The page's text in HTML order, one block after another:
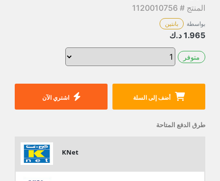
المنتج # 1120010756
بواسطة بانتين
1.965 د.ك
متوفر
أضف إلى السلة اشتري الآن
طرق الدفع المتاحة
KNet